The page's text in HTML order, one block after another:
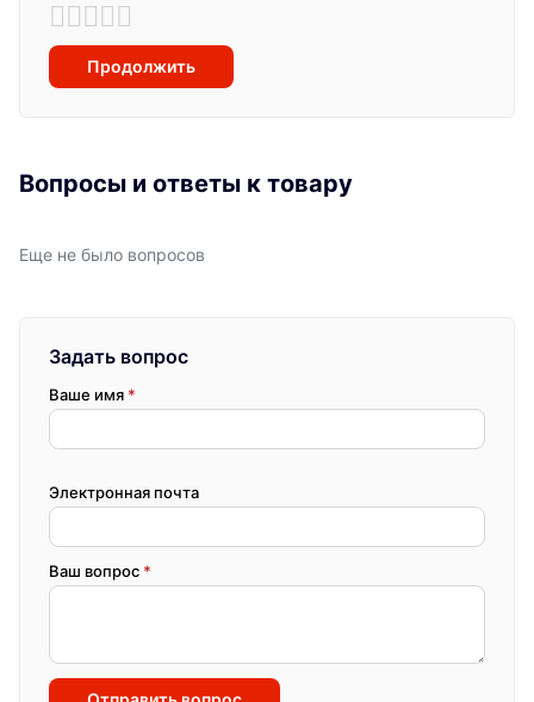
Продолжить
Вопросы и ответы к товару
Еще не было вопросов
Задать вопрос
Ваше имя *
Электронная почта
Ваш вопрос *